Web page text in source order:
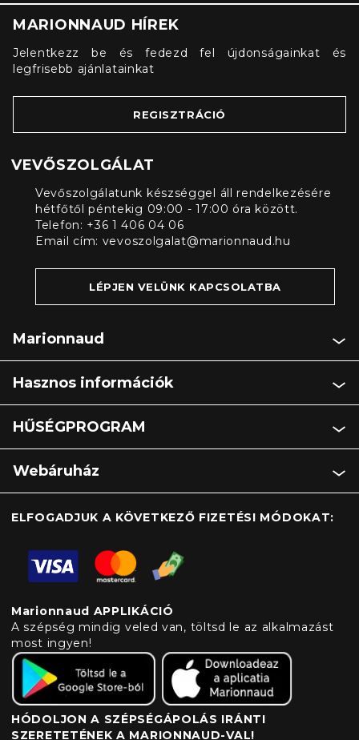
MARIONNAUD HÍREK
Jelentkezz be és fedezd fel újdonságainkat és
legfrisebb ajánlatainkat
REGISZTRÁCIÓ
VEVŐSZOLGÁLAT
Vevőszolgálatunk készséggel áll rendelkezésére
hétfőtől péntekig 09:00 - 17:00 óra között.
Telefon: +36 1 406 04 06
Email cím: vevoszolgalat@marionnaud.hu
LÉPJEN VELÜNK KAPCSOLATBA
Marionnaud
Hasznos információk
HŰSÉGPROGRAM
Webáruház
ELFOGADJUK A KÖVETKEZŐ FIZETÉSI MÓDOKAT:
Marionnaud APPLIKÁCIÓ
A szépség mindig veled van, töltsd le az alkalmazást
most ingyen!
HÓDOLJON A SZÉPSÉGÁPOLÁS IRÁNTI
SZERETETÉNEK A MARIONNAUD-VAL!